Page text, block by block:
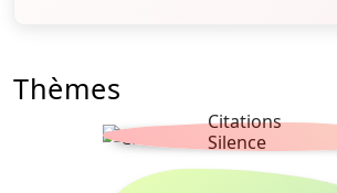
Thèmes
Citations
Silence